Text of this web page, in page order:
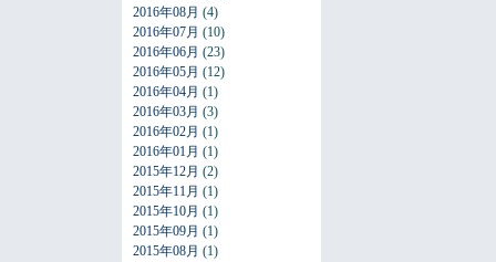
2016年08月 (4)
2016年07月 (10)
2016年06月 (23)
2016年05月 (12)
2016年04月 (1)
2016年03月 (3)
2016年02月 (1)
2016年01月 (1)
2015年12月 (2)
2015年11月 (1)
2015年10月 (1)
2015年09月 (1)
2015年08月 (1)